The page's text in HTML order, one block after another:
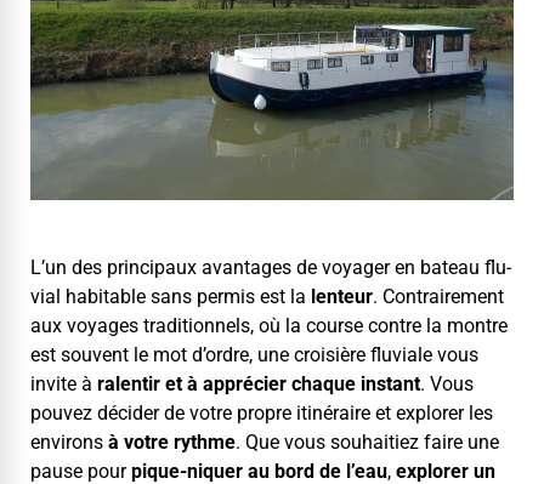
L’un des prin­ci­paux avan­tages de voy­ager en bateau flu­
vial hab­it­able sans per­mis est la lenteur. Con­traire­ment
aux voy­ages tra­di­tion­nels, où la course con­tre la mon­tre
est sou­vent le mot d’or­dre, une croisière flu­viale vous
invite à ralen­tir et à appréci­er chaque instant. Vous
pou­vez décider de votre pro­pre itinéraire et explor­er les
envi­rons à votre rythme. Que vous souhaitiez faire une
pause pourpique-niquer au bord de l’eau, explor­er un